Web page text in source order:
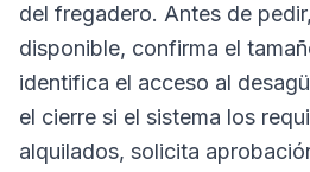
del fregadero. Antes de
disponible, confirma el
identifica el acceso al
el cierre si el sistema los
alquilados, solicita